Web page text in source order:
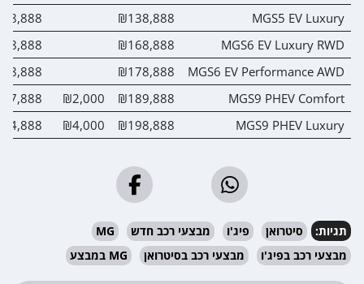
MGS5 EV Luxury
₪138,888
MGS6 EV Luxury RWD
₪168,888
MGS6 EV Performance AWD
₪178,888
MGS9 PHEV Comfort
₪189,888
₪2,000
MGS9 PHEV Luxury
₪198,888
₪4,000
תגיות: סיטרואן פיג'ו מבצעי רכב חדש
MG
מבצעי רכב בפיג'ו
מבצעי רכב בסיטרואן MG במבצע